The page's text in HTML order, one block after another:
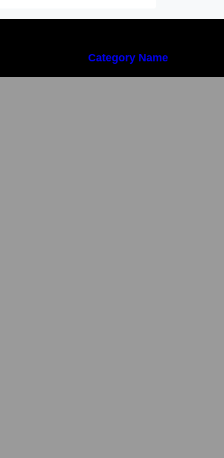
Category Name